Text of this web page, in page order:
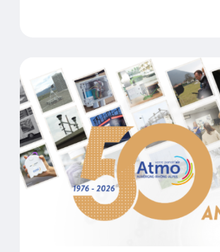
2026 : année spéciale pour
Visuel